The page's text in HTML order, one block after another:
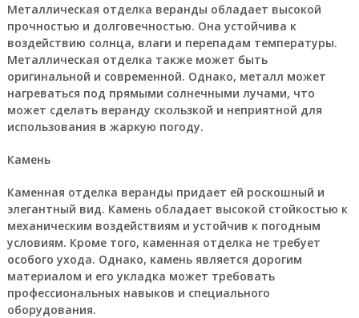
Металлическая отделка веранды обладает высокой
прочностью и долговечностью. Она устойчива к
воздействию солнца, влаги и перепадам температуры.
Металлическая отделка также может быть
оригинальной и современной. Однако, металл может
нагреваться под прямыми солнечными лучами, что
может сделать веранду скользкой и неприятной для
использования в жаркую погоду.
Камень
Каменная отделка веранды придает ей роскошный и
элегантный вид. Камень обладает высокой стойкостью к
механическим воздействиям и устойчив к погодным
условиям. Кроме того, каменная отделка не требует
особого ухода. Однако, камень является дорогим
материалом и его укладка может требовать
профессиональных навыков и специального
оборудования.